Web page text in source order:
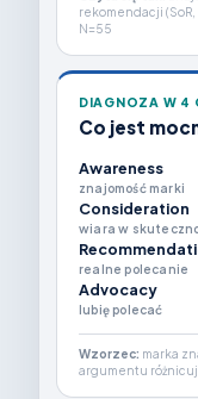
rekomendacji (SoR,
N=55
DIAGNOZA W 4
Co jest
Awareness
znajomość marki
Consideration
wiara w
realne polecanie
Advocacy
lubię polecać
Wzorzec: marka
argumentu